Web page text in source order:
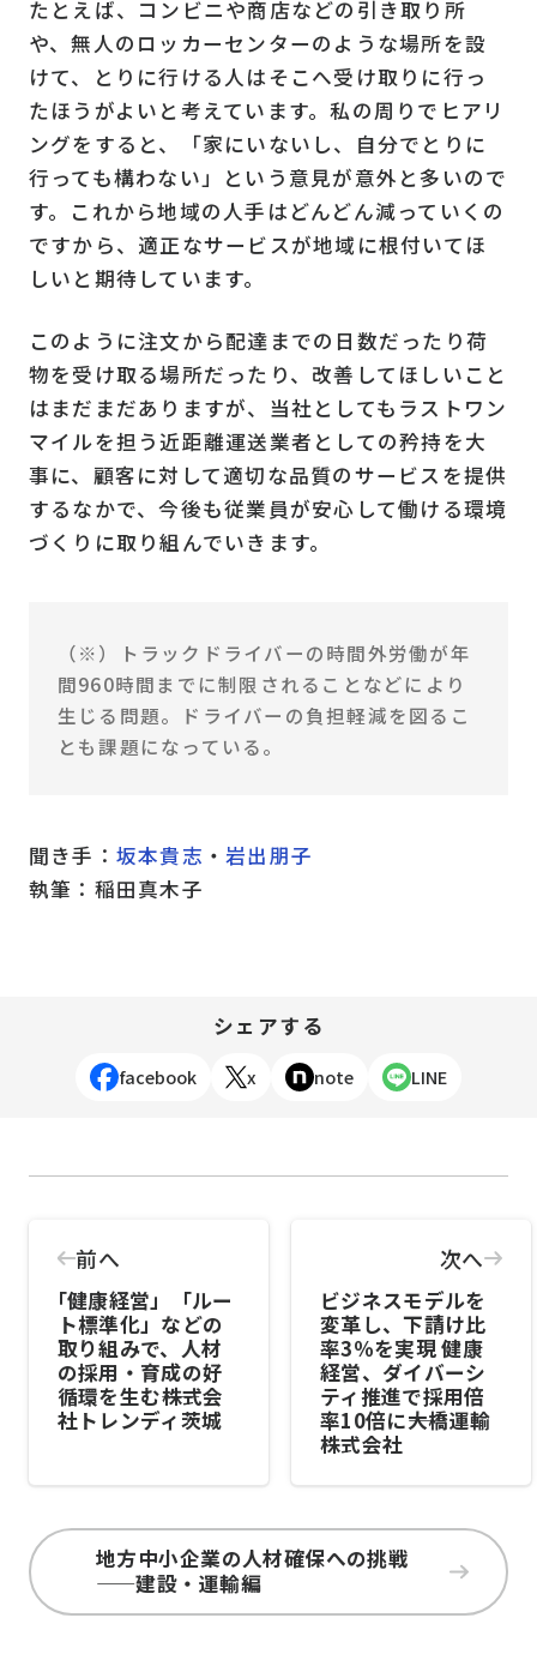
たとえば、コンビニや商店などの引き取り所
や、無人のロッカーセンターのような場所を設
けて、とりに行ける人はそこへ受け取りに行っ
たほうがよいと考えています。私の周りでヒアリ
ングをすると、「家にいないし、自分でとりに
行っても構わない」という意見が意外と多いので
す。これから地域の人手はどんどん減っていくの
ですから、適正なサービスが地域に根付いてほ
しいと期待しています。
このように注文から配達までの日数だったり荷
物を受け取る場所だったり、改善してほしいこと
はまだまだありますが、当社としてもラストワン
マイルを担う近距離運送業者としての矜持を大
事に、顧客に対して適切な品質のサービスを提供
するなかで、今後も従業員が安心して働ける環境
づくりに取り組んでいきます。
（※）トラックドライバーの時間外労働が年
間960時間までに制限されることなどにより
生じる問題。ドライバーの負担軽減を図るこ
とも課題になっている。
聞き手： 坂本貴志 ・岩出朋子
執筆：稲田真木子
シェアする
facebook x note LINE
前へ
｢健康経営」「ルー
ト標準化」などの
取り組みで、人材
の採用・育成の好
循環を生む――株式会
社トレンディ茨城
次へ
ビジネスモデルを
変革し、下請け比
率3％を実現 健康
経営、ダイバーシ
ティ推進で採用倍
率10倍に――大橋運輸
株式会社
地方中小企業の人材確保への挑戦
——建設・運輸編